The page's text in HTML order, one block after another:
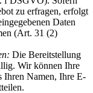
zu erfragen, erfolgt
Daten
(Art. 31 (2)
Die Bereitstellung
Wir können Ihre
Ihren Namen, Ihre E-